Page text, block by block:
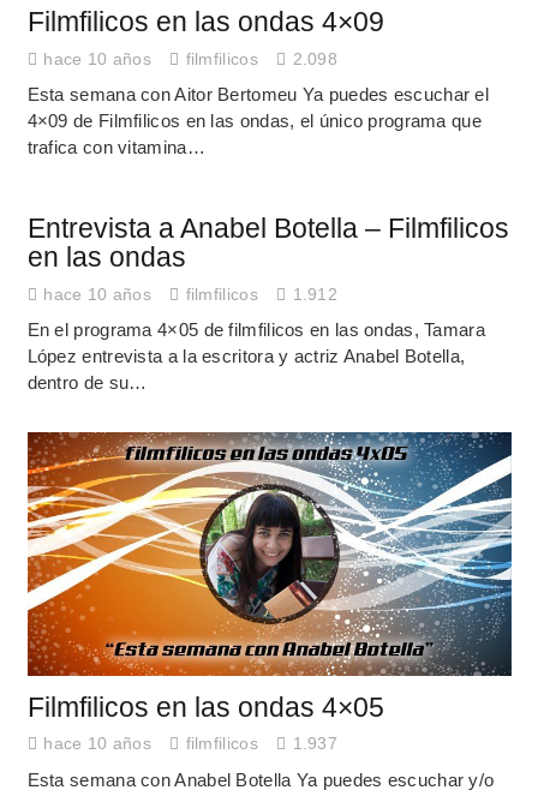
Filmfilicos en las ondas 4×09
hace 10 años filmfilicos 2.098
Esta semana con Aitor Bertomeu Ya puedes escuchar el
4×09 de Filmfilicos en las ondas, el único programa que
trafica con vitamina…
Entrevista a Anabel Botella – Filmfilicos
en las ondas
hace 10 años filmfilicos 1.912
En el programa 4×05 de filmfilicos en las ondas, Tamara
López entrevista a la escritora y actriz Anabel Botella,
dentro de su…
Filmfilicos en las ondas 4×05
hace 10 años filmfilicos 1.937
Esta semana con Anabel Botella Ya puedes escuchar y/o